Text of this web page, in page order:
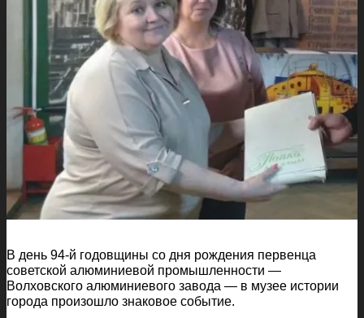
В день 94-й годовщины со дня рождения первенца
советской алюминиевой промышленности —
Волховского алюминиевого завода — в музее истории
города произошло знаковое событие.